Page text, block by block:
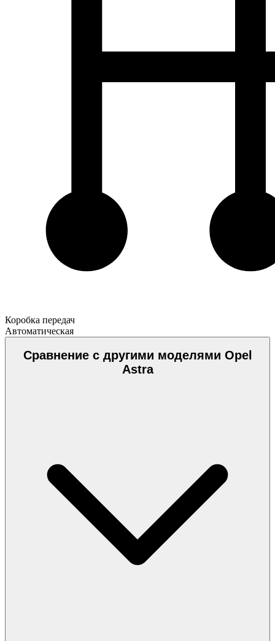
Коробка передач
Автоматическая
Сравнение с другими моделями Opel
Astra